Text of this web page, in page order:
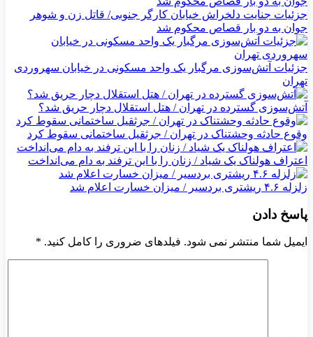
جزئیات جنایت دلخراش خیابان کارگر جنوبی/ قاتل زن و شوهر
جوان به دو بار قصاص محکوم شد
جزئیات آتش‌سوزی مرگبار یک واحد مسکونی در خیابان سهروردی
تهران
آتش‌سوزی گسترده در تهران / هتل استقلال دچار حریق شد؟
وقوع حادثه وحشتناک در تهران / جرثقیل ساختمانی سقوط کرد
اعتراف هولناک یک شیاد / زنان را با این ترفند به دام می‌انداخت
زلزله ۴.۶ ریشتری بردسیر / میزان خسارت اعلام شد
پاسخ دادن
ایمیل شما منتشر نمی شود. فیلدهای ضروری را کامل کنید. *